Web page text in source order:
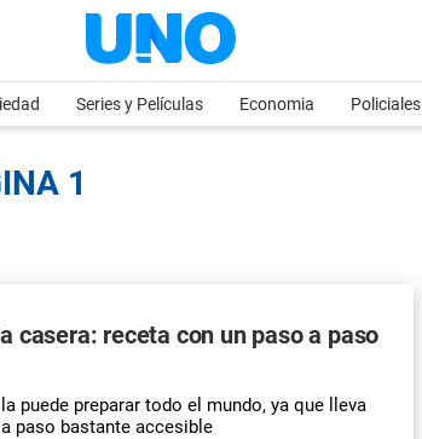
Series y Películas Economia Policiales
1
casera: receta con un paso a paso
puede preparar todo el mundo, ya que lleva
paso bastante accesible